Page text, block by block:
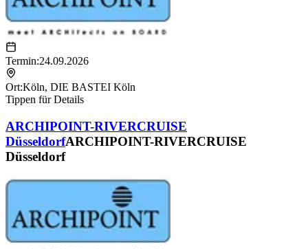
Termin:24.09.2026
Ort:Köln, DIE BASTEI Köln
Tippen für Details
ARCHIPOINT-RIVERCRUISE
DüsseldorfARCHIPOINT-RIVERCRUISE
Düsseldorf